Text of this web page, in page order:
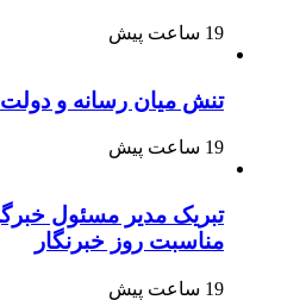
19 ساعت پیش
تنش میان رسانه و دولت
19 ساعت پیش
تبریک مدیر مسئول
مناسبت روز خبرنگار
19 ساعت پیش